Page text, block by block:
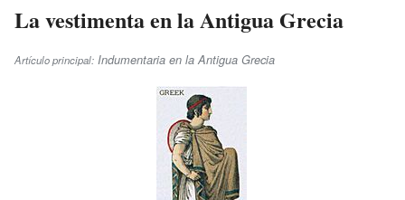
La vestimenta en la Antigua Grecia
Artículo principal: Indumentaria en la Antigua Grecia